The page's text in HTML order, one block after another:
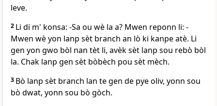
leve.
2 Li di m' konsa: -Sa ou wè la a? Mwen reponn li: -
Mwen wè yon lanp sèt branch an lò ki kanpe atè. Li
gen yon gwo bòl nan tèt li, avèk sèt lanp sou rebò bòl
la. Chak lanp gen sèt bòbèch pou sèt mèch.
3 Bò lanp sèt branch lan te gen de pye oliv, yonn sou
bò dwat, yonn sou bò gòch.